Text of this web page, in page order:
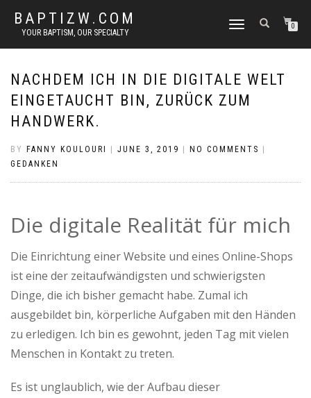
BAPTIZW.COM
YOUR BAPTISM, OUR SPECIALTY
TOGGLE
0
NACHDEM ICH IN DIE DIGITALE WELT
EINGETAUCHT BIN, ZURÜCK ZUM
HANDWERK.
BY FANNY KOULOURI JUNE 3, 2019 NO COMMENTS
GEDANKEN
Die digitale Realität für mich
Die Einrichtung einer Website und eines Online-Shops
ist eine der zeitaufwändigsten und schwierigsten
Dinge, die ich bisher gemacht habe. Zumal ich
ausgebildet bin, körperliche Aufgaben mit den Händen
zu erledigen. Ich bin es gewohnt, jeden Tag mit vielen
Menschen in Kontakt zu treten.
Es ist unglaublich, wie der Aufbau dieser